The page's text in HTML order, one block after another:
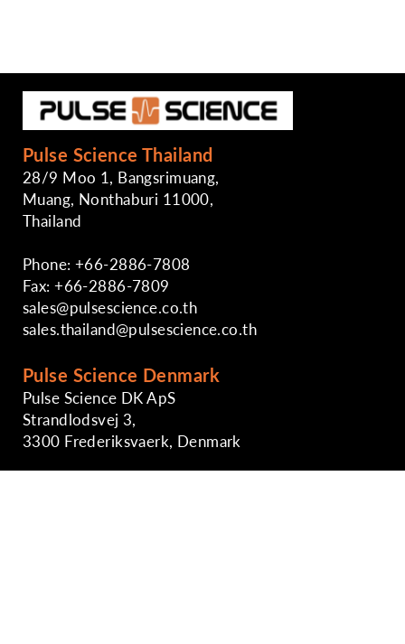
Pulse Science Thailand
28/9 Moo 1, Bangsrimuang,
Muang, Nonthaburi 11000,
Thailand
Phone: +66-2886-7808
Fax: +66-2886-7809
sales@pulsescience.co.th
sales.thailand@pulsescience.co.th
Pulse Science Denmark
Pulse Science DK ApS
Strandlodsvej 3,
3300 Frederiksvaerk, Denmark